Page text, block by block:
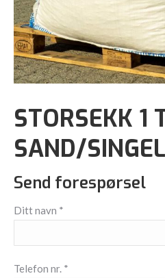
STORSEKK 1
SAND/
Send forespørsel
Ditt navn *
Telefon nr. *